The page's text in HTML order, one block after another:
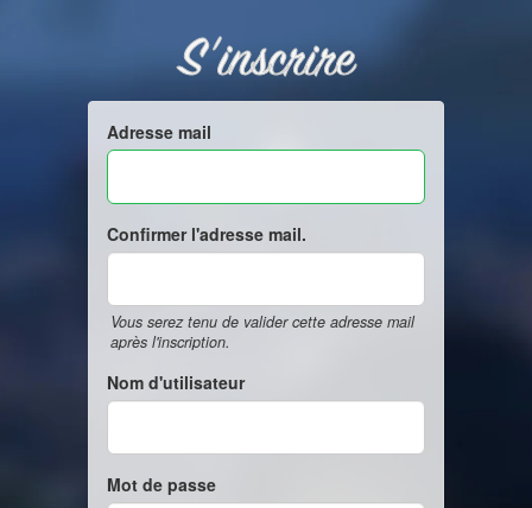
S'inscrire
Adresse mail
Confirmer l'adresse mail.
Vous serez tenu de valider cette adresse mail
après l'inscription.
Nom d'utilisateur
Mot de passe